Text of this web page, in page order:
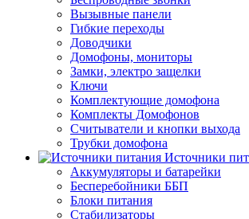
Вызывные панели
Гибкие переходы
Доводчики
Домофоны, мониторы
Замки, электро защелки
Ключи
Комплектующие домофона
Комплекты Домофонов
Считыватели и кнопки выхода
Трубки домофона
Источники
Аккумуляторы и батарейки
Бесперебойники ББП
Блоки питания
Стабилизаторы